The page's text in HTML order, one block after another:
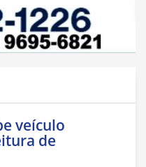
veículo
de